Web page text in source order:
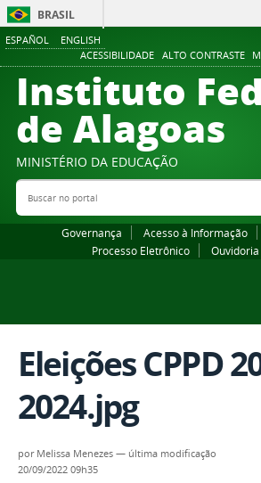
ESPAÑOL ENGLISH
ACESSIBILIDADE ALTO CONTRASTE
BRASIL
Instituto
de Alagoas
MINISTÉRIO DA EDUCAÇÃO
Buscar no portal
Governança Acesso à Informação
Processo Eletrônico
Ouvidoria
Eleições CPPD
2024.jpg
por Melissa Menezes — última modificação
20/09/2022 09h35